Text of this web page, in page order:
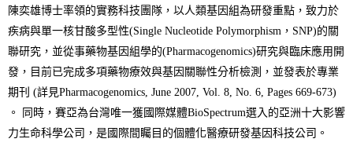
陳奕雄博士率領的實務科技團隊，以人類基因組為研發重點，致力於
疾病與單一核甘酸多型性(Single Nucleotide Polymorphism，SNP)的關
聯研究，並從事藥物基因組學的(Pharmacogenomics)研究與臨床應用開
發，目前已完成多項藥物療效與基因關聯性分析檢測，並發表於專業
期刊 (詳見Pharmacogenomics, June 2007, Vol. 8, No. 6, Pages 669-673)
。 同時，賽亞為台灣唯一獲國際媒體BioSpectrum選入的亞洲十大影響
力生命科學公司，是國際間矚目的個體化醫療研發基因科技公司。